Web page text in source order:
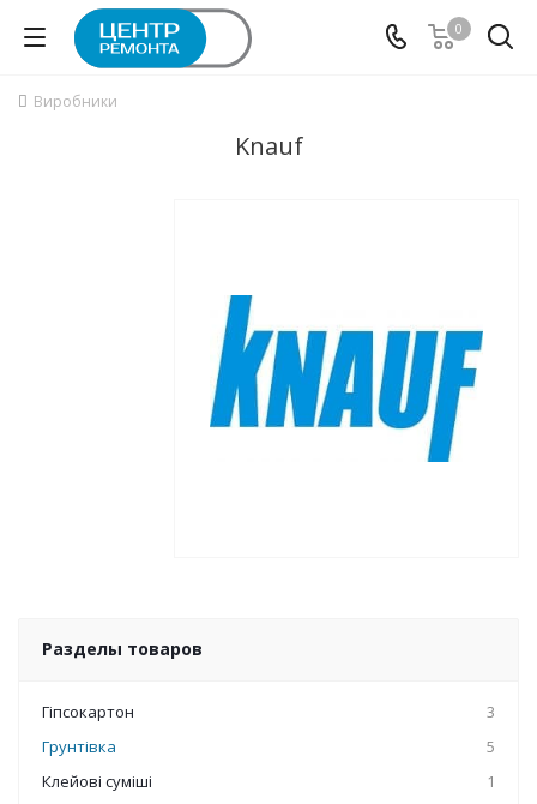
0
Виробники
Knauf
Разделы товаров
Гіпсокартон
3
Грунтівка
5
Клейові суміші
1